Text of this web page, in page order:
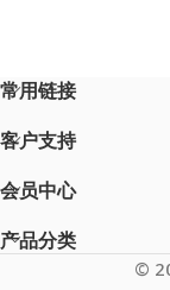
常用链接
客户支持
会员中心
产品分类
©